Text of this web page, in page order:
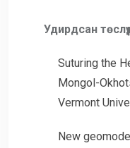
Удирдсан
Suturing the
Mongol-
Vermont
New